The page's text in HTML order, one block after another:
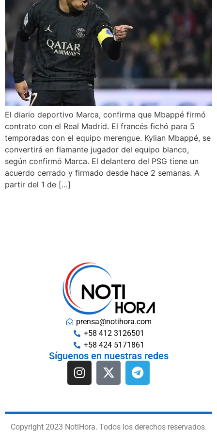
El diario deportivo Marca, confirma que Mbappé firmó
contrato con el Real Madrid. El francés fichó para 5
temporadas con el equipo merengue. Kylian Mbappé, se
convertirá en flamante jugador del equipo blanco,
según confirmó Marca. El delantero del PSG tiene un
acuerdo cerrado y firmado desde hace 2 semanas. A
partir del 1 de […]
prensa@notihora.com
+58 412 3126501
+58 424 5171861
Síguenos en nuestras redes
Copyright 2023 NotiHora. Todos los derechos reservados.